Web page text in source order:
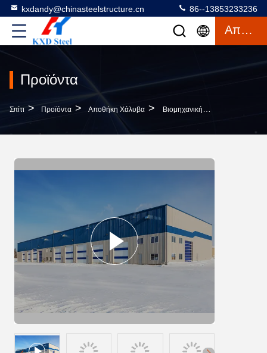
kxdandy@chinasteelstructure.cn 86--13853233236
Απόσπασμα
Προϊόντα
Σπίτι > Προϊόντα > Αποθήκη Χάλυβα > Βιομηχανική Κατασκευή Από Χάλυβα Με Υψηλή Ανύψωση Αποθήκη Αντισεισμικό Κατασκευαστικό Κτίριο